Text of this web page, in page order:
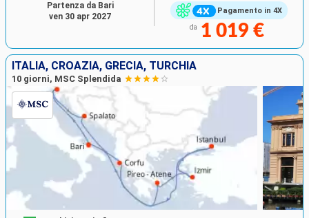
Pagamento in 4X
da 1 019 €
Partenza da Bari
ven 30 apr 2027
ITALIA, CROAZIA, GRECIA, TURCHIA
10 giorni, MSC Splendida